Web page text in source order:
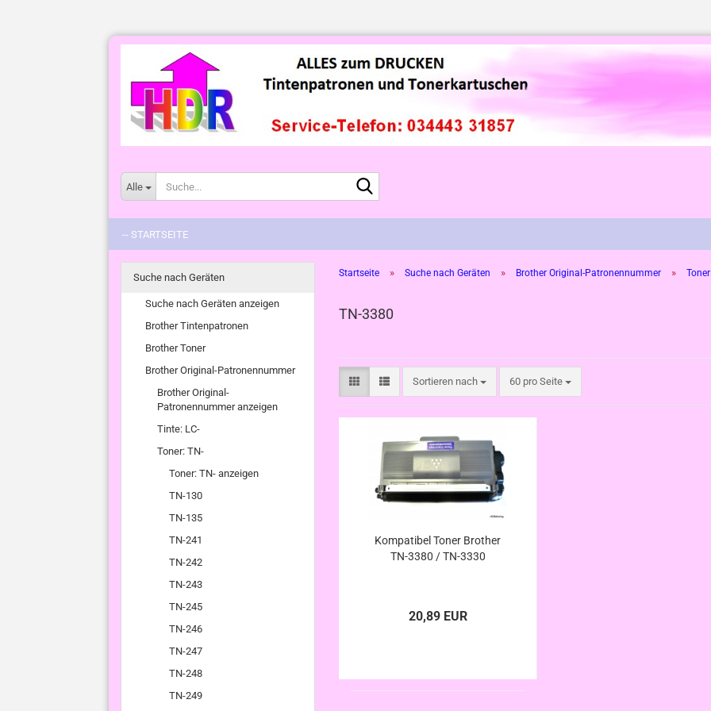
Alle
-- STARTSEITE
Startseite » Suche nach Geräten » Brother Original-Patronennummer »
TN-3380
Sortieren nach
Sortieren nach 60 pro Seite
pro Seite
Kompatibel Toner Brother
TN-3380 / TN-3330
20,89 EUR
Suche nach Geräten
Suche nach Geräten anzeigen
Brother Tintenpatronen
Brother Toner
Brother Original-Patronennummer
Brother Original-
Patronennummer anzeigen
Tinte: LC-
Toner: TN-
Toner: TN- anzeigen
TN-130
TN-135
TN-241
TN-242
TN-243
TN-245
TN-246
TN-247
TN-248
TN-249